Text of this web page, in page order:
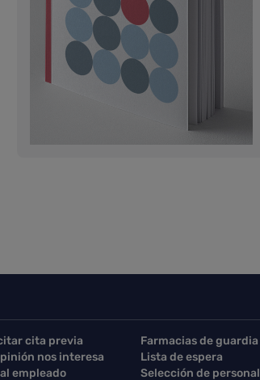
cita previa
Farmacias de guardia
nos interesa
Lista de espera
empleado Selección de personal